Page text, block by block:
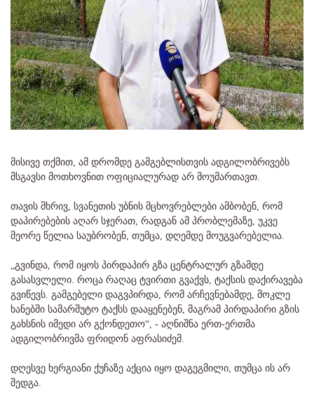
მისივე თქმით, ამ დრომდე გამგებლისთვის ადგილობრივებს
მსგავსი მოთხოვნით ოფიციალურად არ მოუმართავთ.
თავის მხრივ, სვანეთის უბნის მცხოვრებლები ამბობენ, რომ
დაპირებების აღარ სჯერათ, რადგან ამ პრობლემაზე, უკვე
მეორე წელია საუბრობენ, თუმცა, დღემდე მოუგვარებელია.
„გვინდა, რომ იყოს პირდაპირ გზა ცენტრალურ გზამდე
გასასვლელი. როცა რაღაც ტვირთი გვაქვს, ტაქსის დაქირავება
გვიწევს. გამგებელი დაგვპირდა, რომ არჩევნებამდე, მოკლე
ხანებში სამარშუტო ტაქსს დააყენებენ, მაგრამ პირდაპირი გზის
გახსნის იმედი არ გქონდეთო“, - აღნიშნა ერთ-ერთმა
ადგილობრივმა ფრიდონ აფრასიძემ.
დღესვე ხერგიანი ქუჩაზე აქცია იყო დაგეგმილი, თუმცა ის არ
შედგა.